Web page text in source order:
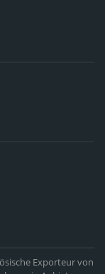
Exporteur von